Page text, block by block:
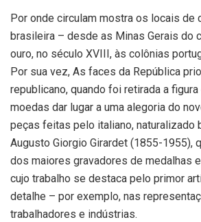
Por onde circulam mostra os locais de
brasileira – desde as Minas Gerais do
ouro, no século XVIII, às colônias
Por sua vez, As faces da República
republicano, quando foi retirada a
moedas dar lugar a uma alegoria do
peças feitas pelo italiano, naturalizado
Augusto Giorgio Girardet (1855-1955),
dos maiores gravadores de medalhas
cujo trabalho se destaca pelo primor
detalhe – por exemplo, nas
trabalhadores e indústrias.